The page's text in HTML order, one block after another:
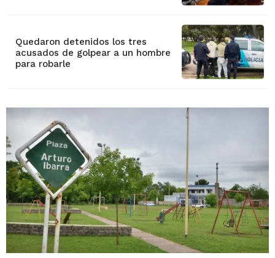
Quedaron detenidos los tres
acusados de golpear a un hombre
para robarle